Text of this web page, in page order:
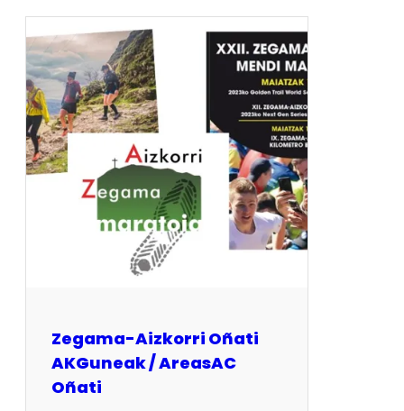
Zegama-Aizkorri Oñati
AKGuneak / AreasAC
Oñati